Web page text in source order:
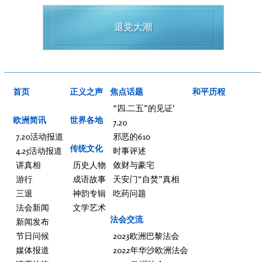
退党大潮
首页
欧洲简讯
7.20活动报道
4.25活动报道
讲真相
游行
三退
法会新闻
新闻发布
节日问候
媒体报道
正义之声
世界各地
传统文化
历史人物
成语故事
神韵专辑
文学艺术
焦点话题
“四.二五”的见证'
7.20
邪恶的610
时事评述
敛财与豪宅
天安门“自焚”真相
吃药问题
法会交流
2023欧洲巴黎法会
2022年华沙欧洲法会
和平历程